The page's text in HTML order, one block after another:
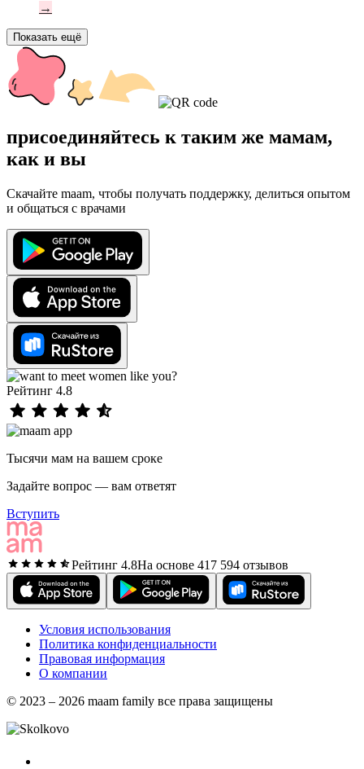
→
Показать ещё
присоединяйтесь к таким же мамам,
как и вы
Скачайте maam, чтобы получать поддержку, делиться опытом
и общаться с врачами
Рейтинг 4.8
Тысячи мам на вашем сроке
Задайте вопрос — вам ответят
Вступить
Рейтинг 4.8На основе 417 594 отзывов
Условия использования
Политика конфиденциальности
Правовая информация
О компании
© 2023 – 2026 maam family все права защищены